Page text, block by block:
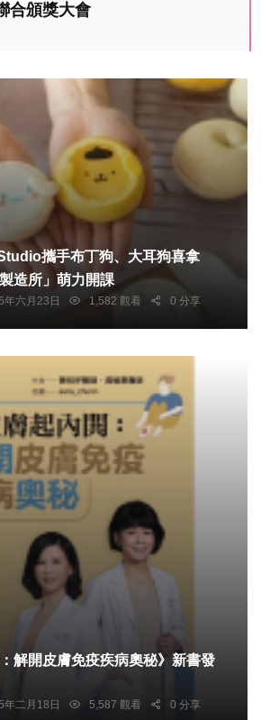
合頒獎大會
攜手布丁狗、大耳狗喜拿
造所」萌力開課
年六月23日 1,582 觀看 0 分享
解開皮膚免疫疾病奧秘》新書發
年二月18日 5,587 觀看 0 分享